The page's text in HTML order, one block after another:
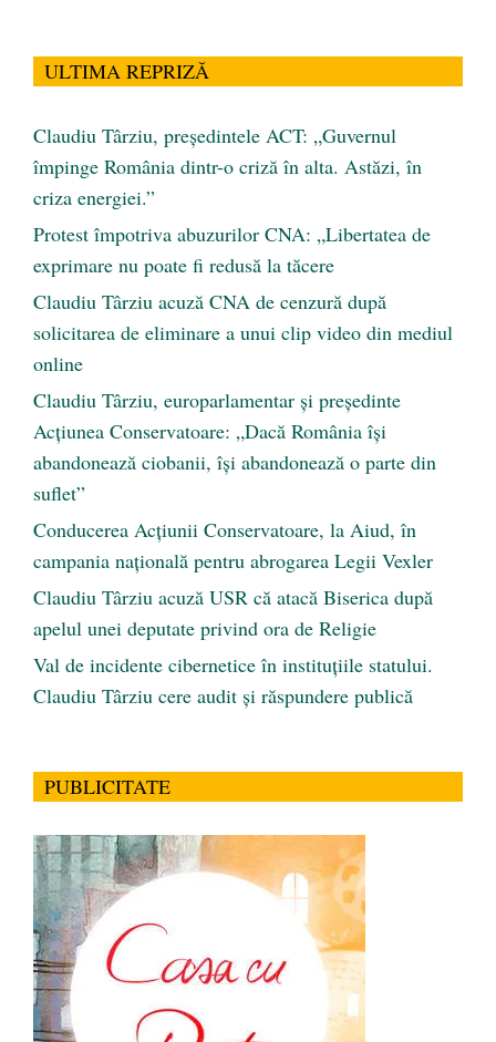
ULTIMA REPRIZĂ
Claudiu Târziu, președintele ACT: „Guvernul
împinge România dintr-o criză în alta. Astăzi, în
criza energiei.”
Protest împotriva abuzurilor CNA: „Libertatea de
exprimare nu poate fi redusă la tăcere
Claudiu Târziu acuză CNA de cenzură după
solicitarea de eliminare a unui clip video din mediul
online
Claudiu Târziu, europarlamentar și președinte
Acțiunea Conservatoare: „Dacă România își
abandonează ciobanii, își abandonează o parte din
suflet”
Conducerea Acțiunii Conservatoare, la Aiud, în
campania națională pentru abrogarea Legii Vexler
Claudiu Târziu acuză USR că atacă Biserica după
apelul unei deputate privind ora de Religie
Val de incidente cibernetice în instituțiile statului.
Claudiu Târziu cere audit și răspundere publică
PUBLICITATE